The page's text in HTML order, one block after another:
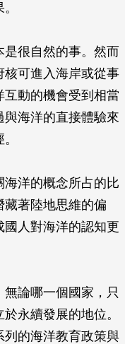
很自然的事。然而
核可進入海岸或從事
動的機會受到相當
海洋的直接體驗來
洋的概念所占的比
著陸地思維的偏
國人對海洋的認知更
論哪一個國家，只
永續發展的地位。
的海洋教育政策與